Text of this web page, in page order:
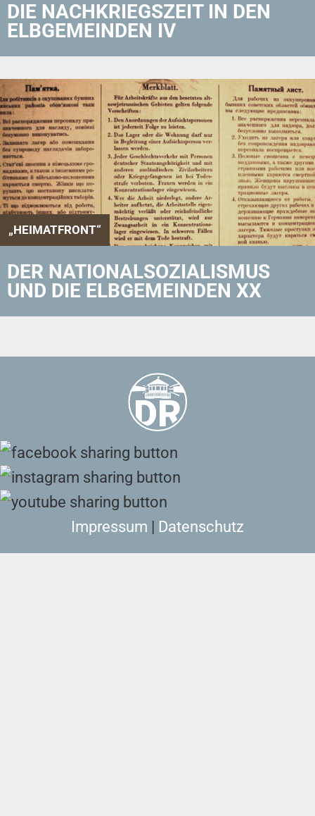
DIE NACHKRIEGSZEIT IN DEN
ELBGEMEINDEN IV
„HEIMATFRONT“
DER NATIONALSOZIALISMUS
UND DIE ELBGEMEINDEN XX
Impressum | Datenschutz